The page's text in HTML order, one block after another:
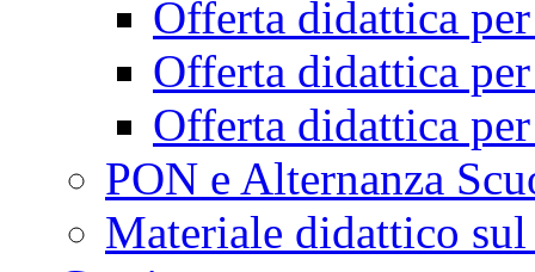
Offerta didattica
Offerta didattica
Offerta didattica
PON e Alternanza
Materiale didattico